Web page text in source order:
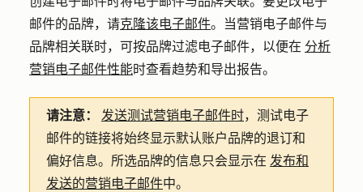
邮件的品牌，请克隆该电子邮件。当营销电子邮件与
品牌相关联时，可按品牌过滤电子邮件，以便在 分析
营销电子邮件性能时查看趋势和导出报告。
请注意： 发送测试营销电子邮件时，测试电子
邮件的链接将始终显示默认账户品牌的退订和
偏好信息。所选品牌的信息只会显示在 发布和
发送的营销电子邮件中。